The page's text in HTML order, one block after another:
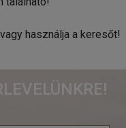
használja a keresőt!